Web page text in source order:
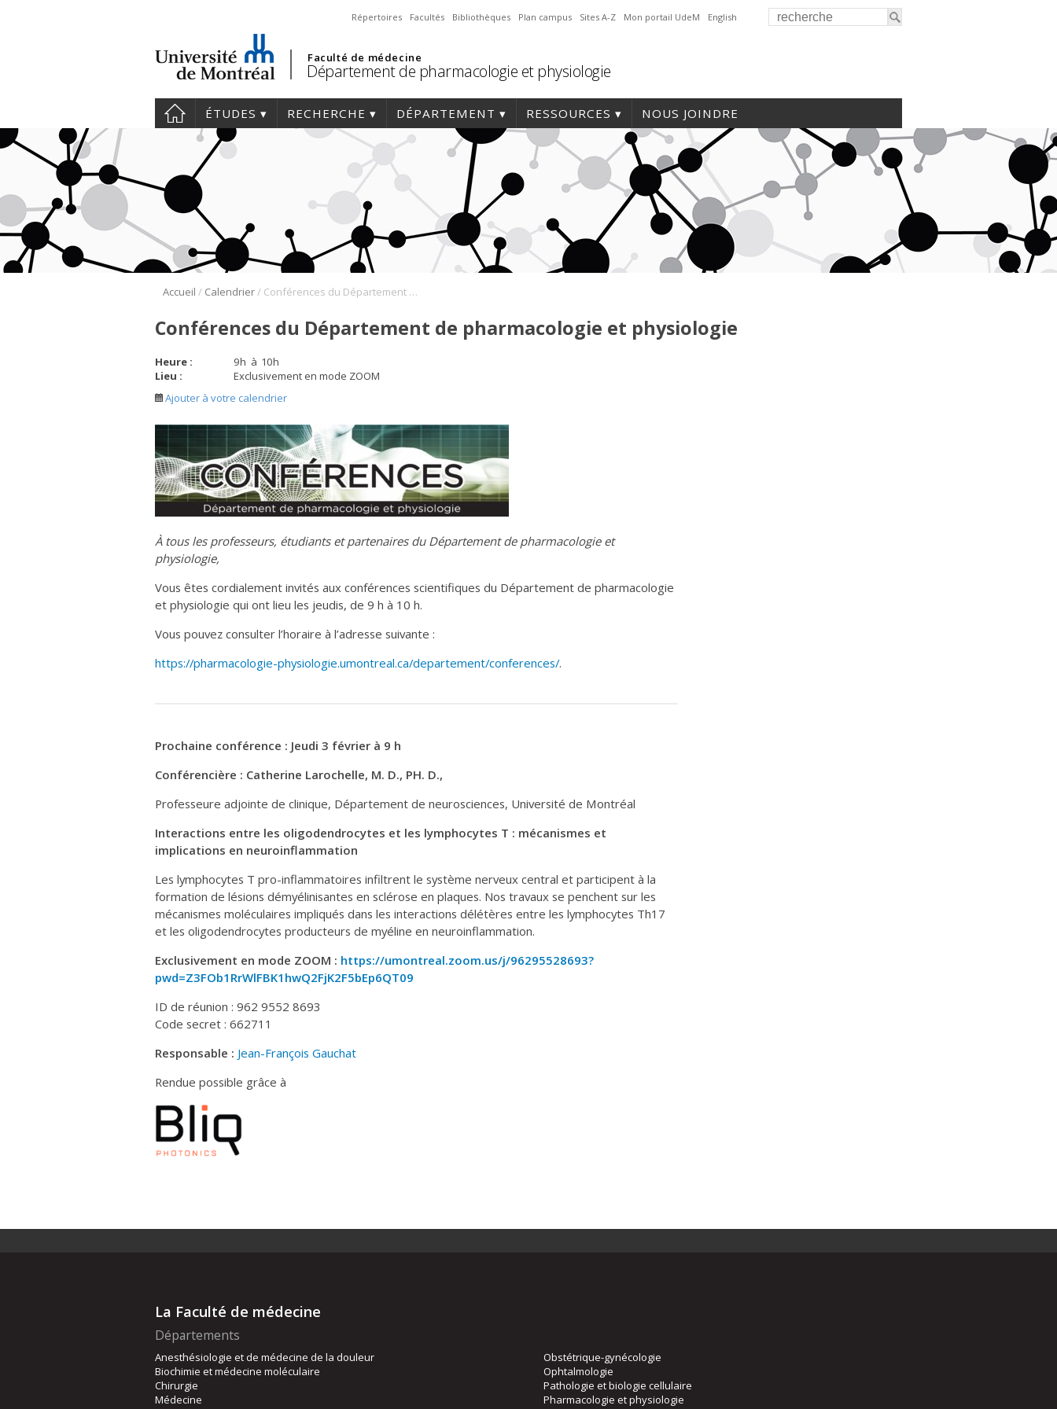
Répertoires Facultés Bibliothèques Plan campus Sites A-Z Mon portail UdeM English
Faculté de médecine
Département de pharmacologie et physiologie
ÉTUDES RECHERCHE DÉPARTEMENT RESSOURCES NOUS JOINDRE
Accueil / Calendrier/ Conférences du Département de pharmacologie et physiologie
Conférences du Département de pharmacologie et physiologie
Heure : 9h à 10h
Lieu :
Exclusivement en mode ZOOM
Ajouter à votre calendrier
À tous les professeurs, étudiants et partenaires du Département de pharmacologie et
physiologie,
Vous êtes cordialement invités aux conférences scientifiques du Département de pharmacologie
et physiologie qui ont lieu les jeudis, de 9 h à 10 h.
Vous pouvez consulter l’horaire à l’adresse suivante :
https://pharmacologie-physiologie.umontreal.ca/departement/conferences/.
Prochaine conférence : Jeudi 3 février à 9 h
Conférencière : Catherine Larochelle, M. D., PH. D.,
Professeure adjointe de clinique, Département de neurosciences, Université de Montréal
Interactions entre les oligodendrocytes et les lymphocytes T : mécanismes et
implications en neuroinflammation
Les lymphocytes T pro-inflammatoires infiltrent le système nerveux central et participent à la
formation de lésions démyélinisantes en sclérose en plaques. Nos travaux se penchent sur les
mécanismes moléculaires impliqués dans les interactions délétères entre les lymphocytes Th17
et les oligodendrocytes producteurs de myéline en neuroinflammation.
Exclusivement en mode ZOOM : https://umontreal.zoom.us/j/96295528693?
pwd=Z3FOb1RrWlFBK1hwQ2FjK2F5bEp6QT09
ID de réunion : 962 9552 8693
Code secret : 662711
Responsable : Jean-François Gauchat
Rendue possible grâce à
La Faculté de médecine
Départements
Anesthésiologie et de médecine de la douleur
Biochimie et médecine moléculaire
Chirurgie
Médecine
Obstétrique-gynécologie
Ophtalmologie
Pathologie et biologie cellulaire
Pharmacologie et physiologie